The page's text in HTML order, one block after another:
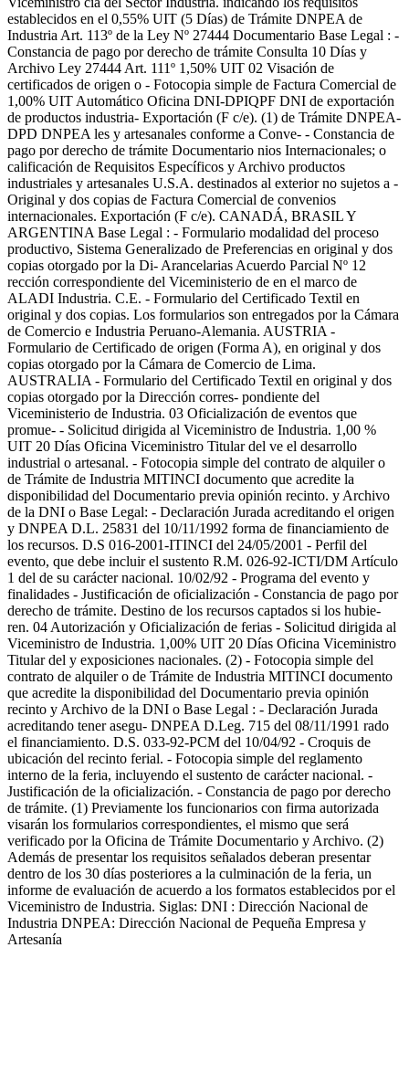
establecidos en el 0,55% UIT (5 Días) de Trámite DNPEA de
Industria Art. 113º de la Ley Nº 27444 Documentario Base Legal : -
Constancia de pago por derecho de trámite Consulta 10 Días y
Archivo Ley 27444 Art. 111º 1,50% UIT 02 Visación de
certificados de origen o - Fotocopia simple de Factura Comercial de
1,00% UIT Automático Oficina DNI-DPIQPF DNI de exportación
de productos industria- Exportación (F c/e). (1) de Trámite DNPEA-
DPD DNPEA les y artesanales conforme a Conve- - Constancia de
pago por derecho de trámite Documentario nios Internacionales; o
calificación de Requisitos Específicos y Archivo productos
industriales y artesanales U.S.A. destinados al exterior no sujetos a -
Original y dos copias de Factura Comercial de convenios
internacionales. Exportación (F c/e). CANADÁ, BRASIL Y
ARGENTINA Base Legal : - Formulario modalidad del proceso
productivo, Sistema Generalizado de Preferencias en original y dos
copias otorgado por la Di- Arancelarias Acuerdo Parcial Nº 12
rección correspondiente del Viceministerio de en el marco de
ALADI Industria. C.E. - Formulario del Certificado Textil en
original y dos copias. Los formularios son entregados por la Cámara
de Comercio e Industria Peruano-Alemania. AUSTRIA -
Formulario de Certificado de origen (Forma A), en original y dos
copias otorgado por la Cámara de Comercio de Lima.
AUSTRALIA - Formulario del Certificado Textil en original y dos
copias otorgado por la Dirección corres- pondiente del
Viceministerio de Industria. 03 Oficialización de eventos que
promue- - Solicitud dirigida al Viceministro de Industria. 1,00 %
UIT 20 Días Oficina Viceministro Titular del ve el desarrollo
industrial o artesanal. - Fotocopia simple del contrato de alquiler o
de Trámite de Industria MITINCI documento que acredite la
disponibilidad del Documentario previa opinión recinto. y Archivo
de la DNI o Base Legal: - Declaración Jurada acreditando el origen
y DNPEA D.L. 25831 del 10/11/1992 forma de financiamiento de
los recursos. D.S 016-2001-ITINCI del 24/05/2001 - Perfil del
evento, que debe incluir el sustento R.M. 026-92-ICTI/DM Artículo
1 del de su carácter nacional. 10/02/92 - Programa del evento y
finalidades - Justificación de oficialización - Constancia de pago por
derecho de trámite. Destino de los recursos captados si los hubie-
ren. 04 Autorización y Oficialización de ferias - Solicitud dirigida al
Viceministro de Industria. 1,00% UIT 20 Días Oficina Viceministro
Titular del y exposiciones nacionales. (2) - Fotocopia simple del
contrato de alquiler o de Trámite de Industria MITINCI documento
que acredite la disponibilidad del Documentario previa opinión
recinto y Archivo de la DNI o Base Legal : - Declaración Jurada
acreditando tener asegu- DNPEA D.Leg. 715 del 08/11/1991 rado
el financiamiento. D.S. 033-92-PCM del 10/04/92 - Croquis de
ubicación del recinto ferial. - Fotocopia simple del reglamento
interno de la feria, incluyendo el sustento de carácter nacional. -
Justificación de la oficialización. - Constancia de pago por derecho
de trámite. (1) Previamente los funcionarios con firma autorizada
visarán los formularios correspondientes, el mismo que será
verificado por la Oficina de Trámite Documentario y Archivo. (2)
Además de presentar los requisitos señalados deberan presentar
dentro de los 30 días posteriores a la culminación de la feria, un
informe de evaluación de acuerdo a los formatos establecidos por el
Viceministro de Industria. Siglas: DNI : Dirección Nacional de
Industria DNPEA: Dirección Nacional de Pequeña Empresa y
Artesanía